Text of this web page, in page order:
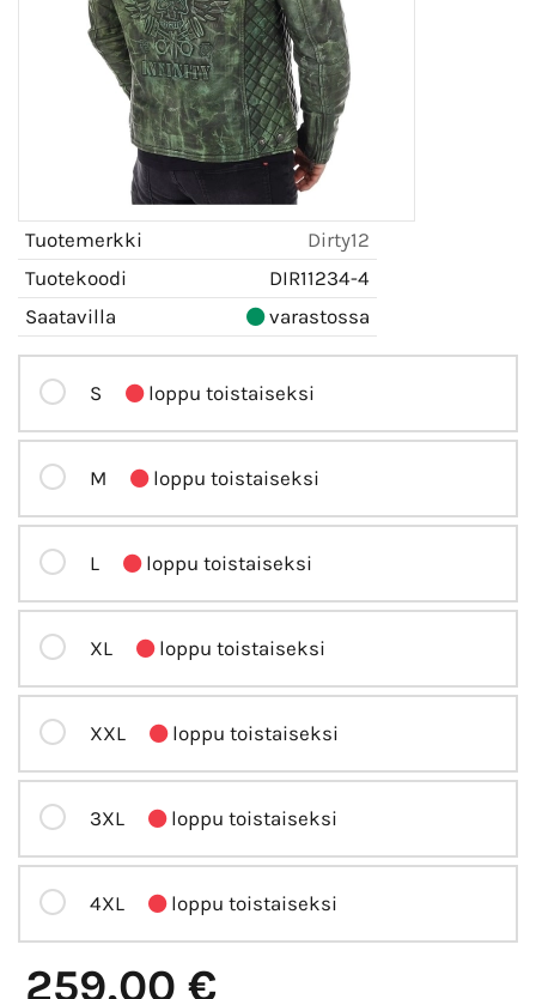
Tuotemerkki
Dirty12
Tuotekoodi
DIR11234-4
Saatavilla
varastossa
S loppu toistaiseksi
M loppu toistaiseksi
L loppu toistaiseksi
XL loppu toistaiseksi
XXL loppu toistaiseksi
3XL loppu toistaiseksi
4XL loppu toistaiseksi
259,00 €